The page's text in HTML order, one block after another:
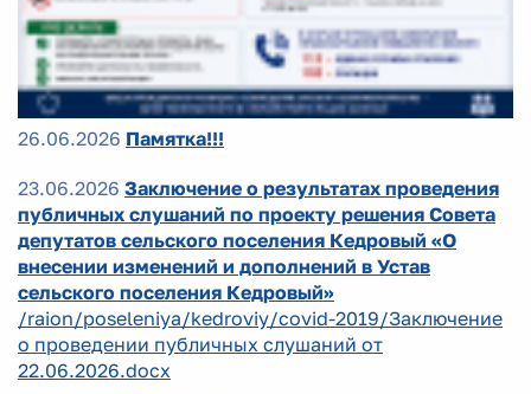
26.06.2026 Памятка!!!
23.06.2026 Заключение о результатах проведения
публичных слушаний по проекту решения Совета
депутатов сельского поселения Кедровый «О
внесении изменений и дополнений в Устав
сельского поселения Кедровый»
/raion/poseleniya/kedroviy/covid-2019/Заключение
о проведении публичных слушаний от
22.06.2026.docx